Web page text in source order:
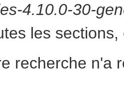
4.10.0-30-
les
recherche n'a